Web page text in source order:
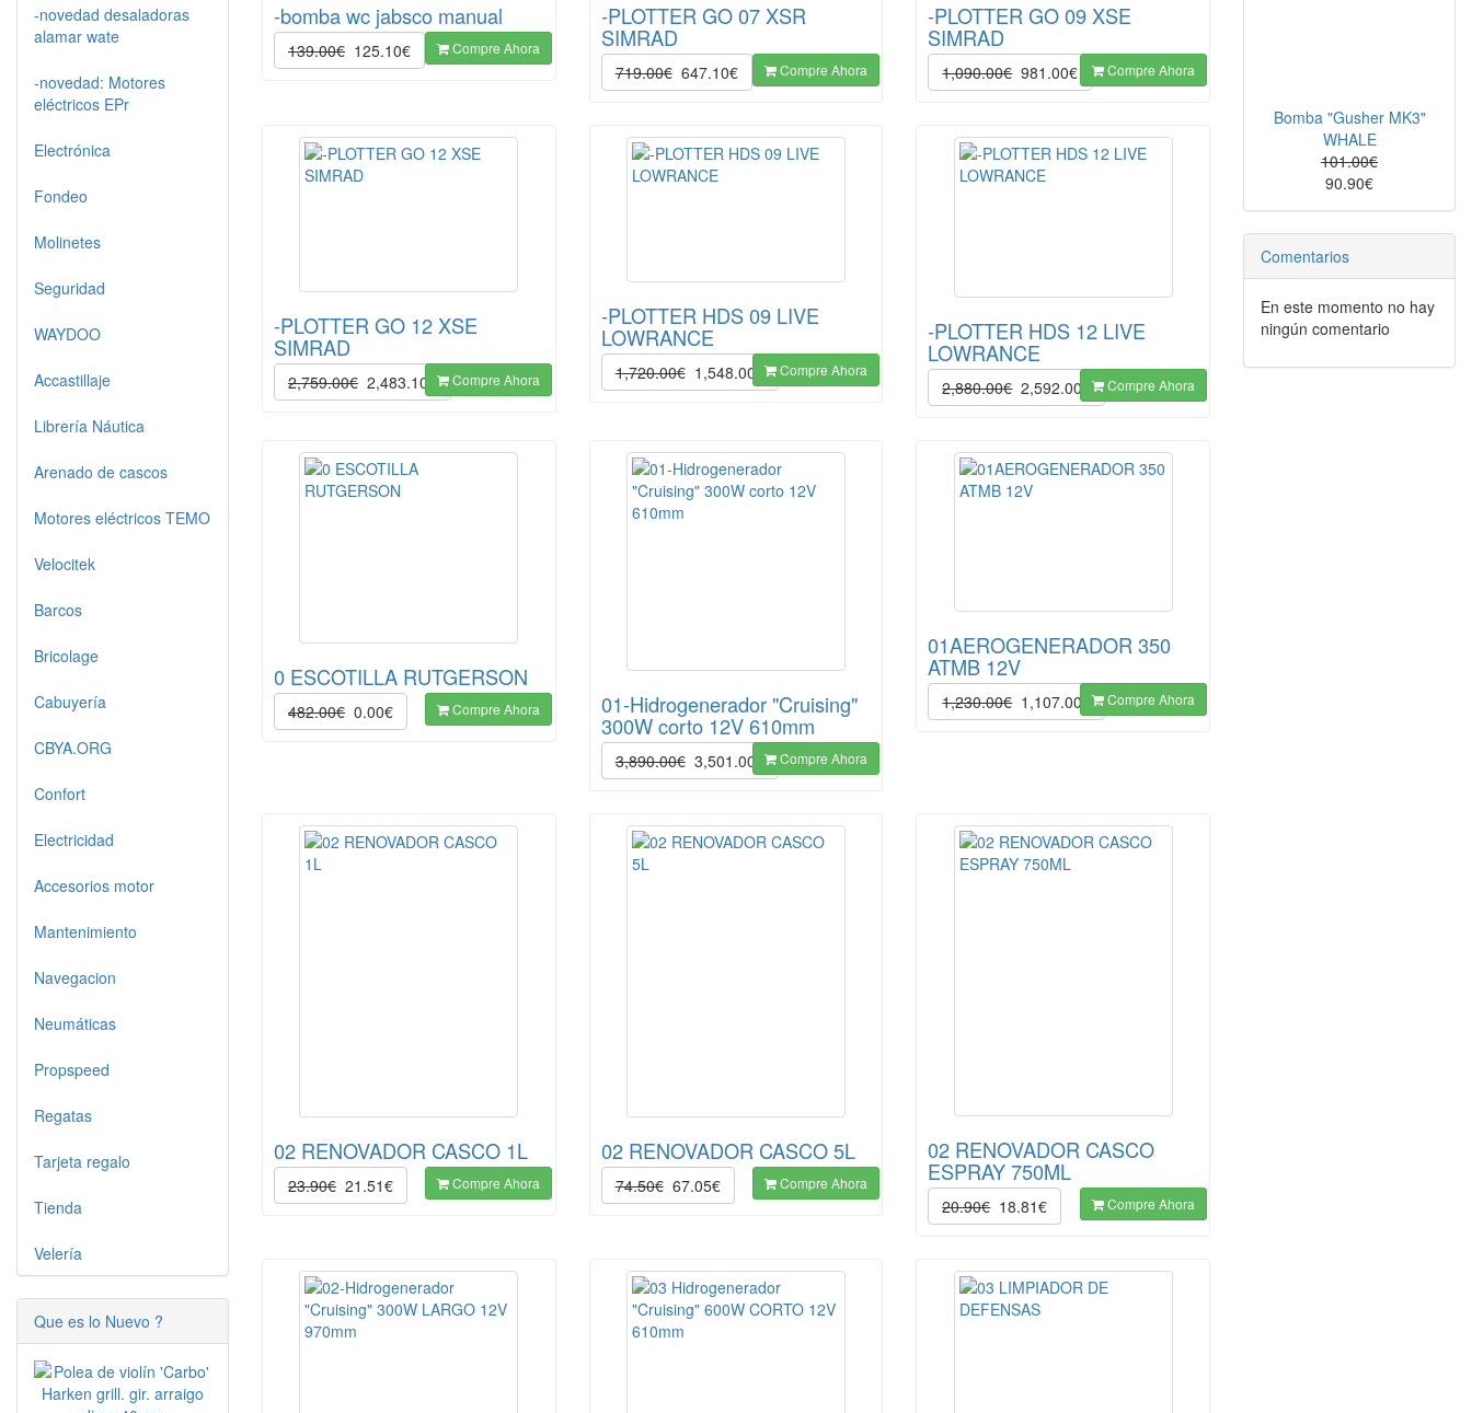
-bomba wc jabsco manual
139.00€ 125.10€ Compre Ahora
-PLOTTER GO 07 XSR
SIMRAD
719.00€ 647.10€ Compre Ahora
-PLOTTER GO 09 XSE
SIMRAD
1,090.00€ 981.00€ Compre Ahora
-PLOTTER GO 12 XSE
SIMRAD
2,759.00€ 2,483.10€ Compre Ahora
-PLOTTER HDS 09 LIVE
LOWRANCE
1,720.00€ 1,548.00€ Compre Ahora
-PLOTTER HDS 12 LIVE
LOWRANCE
2,880.00€ 2,592.00€ Compre Ahora
0 ESCOTILLA RUTGERSON
482.00€ 0.00€ Compre Ahora 01-Hidrogenerador "Cruising"
300W corto 12V 610mm
3,890.00€ 3,501.00€ Compre Ahora
01AEROGENERADOR 350
ATMB 12V
1,230.00€ 1,107.00€ Compre Ahora
02 RENOVADOR CASCO 1L
23.90€ 21.51€ Compre Ahora
02 RENOVADOR CASCO 5L
74.50€ 67.05€ Compre Ahora
02 RENOVADOR CASCO
ESPRAY 750ML
20.90€ 18.81€ Compre Ahora
-novedad desaladoras
alamar wate
-novedad: Motores
eléctricos EPr
Electrónica
Fondeo
Molinetes
Seguridad
WAYDOO
Accastillaje
Librería Náutica
Arenado de cascos
Motores eléctricos TEMO
Velocitek
Barcos
Bricolage
Cabuyería
CBYA.ORG
Confort
Electricidad
Accesorios motor
Mantenimiento
Navegacion
Neumáticas
Propspeed
Regatas
Tarjeta regalo
Tienda
Velería
Que es lo Nuevo ?
Bomba "Gusher MK3"
WHALE
101.00€
90.90€
Comentarios
En este momento no hay
ningún comentario